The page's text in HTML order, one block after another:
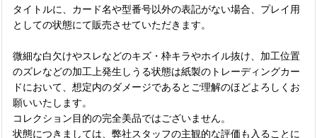
タイトルに、カード名や型番号以外の表記がない場合、プレイ用
としての状態にて販売させていただきます。
微細な白欠けやスレなどのキズ・枠キラやホイル抜け、加工位置
のズレなどの加工上発生しうる状態は紙製のトレーディングカー
ドにおいて、想定内のダメージであるとご理解のほどよろしくお
願いいたします。
コレクション目的の完全美品ではございません。
状態につきましては、弊社スタッフの主観的な評価も入ることに